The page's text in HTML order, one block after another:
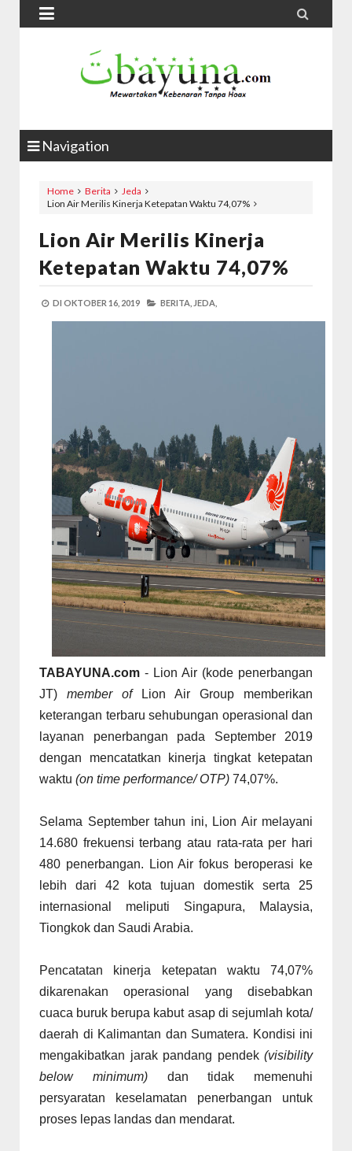
 
Navigation
Home Berita
Jeda
Lion Air Merilis Kinerja Ketepatan Waktu 74,07%
Lion Air Merilis Kinerja
Ketepatan Waktu 74,07%
DI OKTOBER 16, 2019 BERITA, JEDA,
TABAYUNA.com - Lion Air (kode penerbangan
JT) member ofLion Air Group memberikan
keterangan terbaru sehubungan operasional dan
layanan penerbangan pada September 2019
dengan mencatatkan kinerja tingkat ketepatan
waktu (on time performance/ OTP) 74,07%.
Selama September tahun ini, Lion Air melayani
14.680 frekuensi terbang atau rata-rata per hari
480 penerbangan. Lion Air fokus beroperasi ke
lebih dari 42 kota tujuan domestik serta 25
internasional meliputi Singapura, Malaysia,
Tiongkok dan Saudi Arabia.
Pencatatan kinerja ketepatan waktu 74,07%
dikarenakan operasional yang disebabkan
cuaca buruk berupa kabut asap di sejumlah kota/
daerah di Kalimantan dan Sumatera. Kondisi ini
mengakibatkan jarak pandang pendek (visibility
below minimum)dan tidak memenuhi
persyaratan keselamatan penerbangan untuk
proses lepas landas dan mendarat.